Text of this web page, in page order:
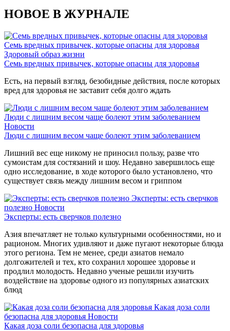
НОВОЕ В ЖУРНАЛЕ
Семь вредных привычек, которые опасны для здоровья
Здоровый образ жизни
Семь вредных привычек, которые опасны для здоровья
Есть, на первый взгляд, безобидные действия, после которых
вред для здоровья не заставит себя долго ждать
Люди с лишним весом чаще болеют этим заболеванием
Новости
Люди с лишним весом чаще болеют этим заболеванием
Лишний вес еще никому не приносил пользу, разве что
сумоистам для состязаний и шоу. Недавно завершилось еще
одно исследование, в ходе которого было установлено, что
существует связь между лишним весом и гриппом
Эксперты: есть сверчков
полезно Новости
Эксперты: есть сверчков полезно
Азия впечатляет не только культурными особенностями, но и
рационом. Многих удивляют и даже пугают некоторые блюда
этого региона. Тем не менее, среди азиатов немало
долгожителей и тех, кто сохранил хорошее здоровье и
продлил молодость. Недавно ученые решили изучить
воздействие на здоровье одного из популярных азиатских
блюд
Какая доза соли
безопасна для здоровья Новости
Какая доза соли безопасна для здоровья